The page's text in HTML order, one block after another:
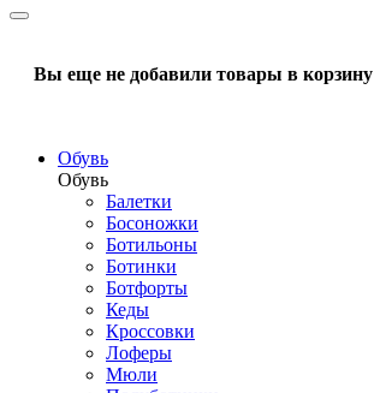
Вы еще не добавили товары в корзину
Обувь
Обувь
Балетки
Босоножки
Ботильоны
Ботинки
Ботфорты
Кеды
Кроссовки
Лоферы
Мюли